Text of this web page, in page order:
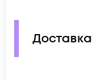
Доставка